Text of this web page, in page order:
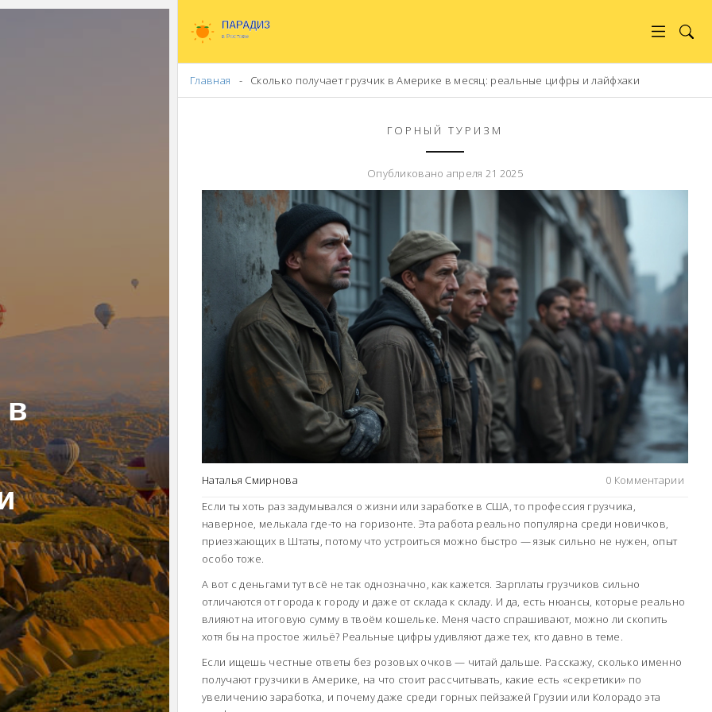
Главная Сколько получает грузчик в Америке в месяц: реальные цифры и лайфхаки
ГОРНЫЙ ТУРИЗМ
Опубликовано апреля 21 2025
Наталья Смирнова
0 Комментарии
Если ты хоть раз задумывался о жизни или заработке в США, то профессия грузчика,
наверное, мелькала где-то на горизонте. Эта работа реально популярна среди новичков,
приезжающих в Штаты, потому что устроиться можно быстро — язык сильно не нужен, опыт
особо тоже.
А вот с деньгами тут всё не так однозначно, как кажется. Зарплаты грузчиков сильно
отличаются от города к городу и даже от склада к складу. И да, есть нюансы, которые реально
влияют на итоговую сумму в твоём кошельке. Меня часто спрашивают, можно ли скопить
хотя бы на простое жильё? Реальные цифры удивляют даже тех, кто давно в теме.
Если ищешь честные ответы без розовых очков — читай дальше. Расскажу, сколько именно
получают грузчики в Америке, на что стоит рассчитывать, какие есть «секретики» по
увеличению заработка, и почему даже среди горных пейзажей Грузии или Колорадо эта